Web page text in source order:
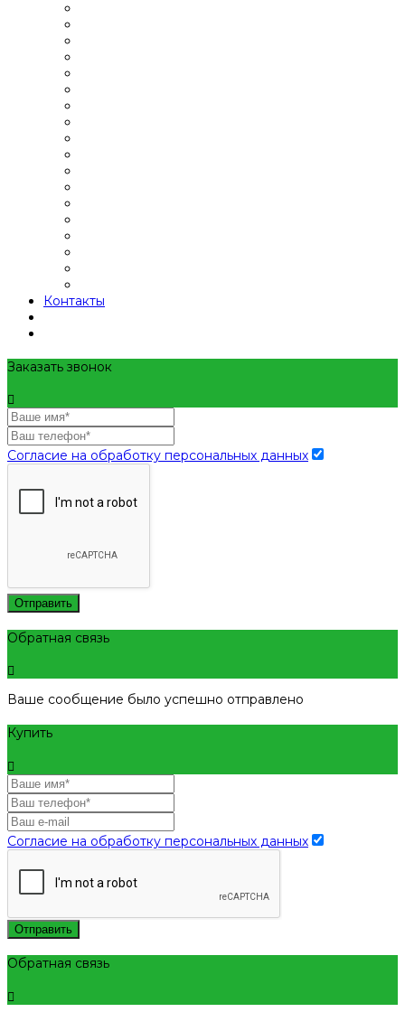
Контакты
Заказать звонок
Согласие на обработку персональных данных
Отправить
Обратная связь
Ваше сообщение было успешно отправлено
Купить
Согласие на обработку персональных данных
Отправить
Обратная связь